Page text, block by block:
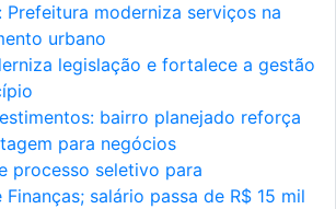
Prefeitura moderniza serviços na
urbano
legislação e fortalece a gestão
bairro planejado reforça
para negócios
processo seletivo para
salário passa de R$ 15 mil